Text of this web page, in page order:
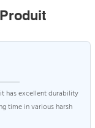
has excellent durability
time in various harsh